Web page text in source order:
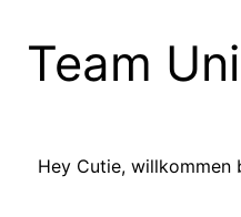
Team
Hey Cutie, willkommen